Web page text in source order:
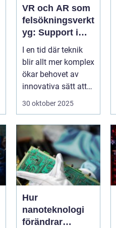
VR och AR som
felsökningsverkt
yg: Support i
virtuella miljöer
I en tid där teknik
blir allt mer komplex
ökar behovet av
innovativa sätt att
ge supp...
30 oktober 2025
Hur
nanoteknologi
förändrar